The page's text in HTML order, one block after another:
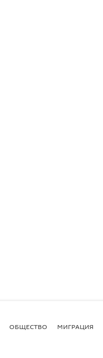
ОБЩЕСТВО МИГРАЦИЯ